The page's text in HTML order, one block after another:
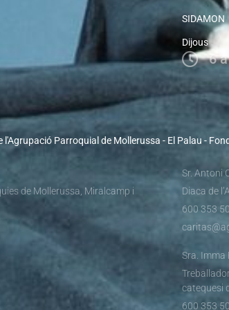
SIDAMON
Dijous
6
l'Agrupació Parroquial de Mollerussa - El Palau -
de Mollerussa, Miralcamp i
Sr. Antoni
Diaca de
600 353
Sra. Imma
catequesi
600 353